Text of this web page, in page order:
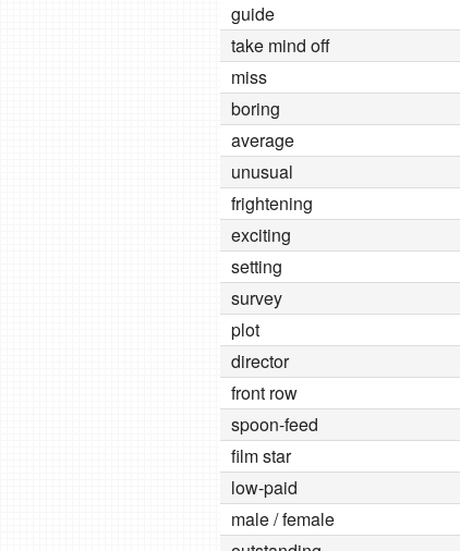
guide
take mind off
miss
boring
average
unusual
frightening
exciting
setting
survey
plot
director
front row
spoon-feed
film star
low-paid
male / female